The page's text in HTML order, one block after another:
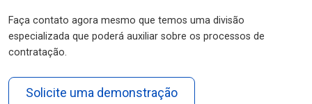
Faça contato agora mesmo que temos uma divisão
especializada que poderá auxiliar sobre os processos de
contratação.
Solicite uma demonstração